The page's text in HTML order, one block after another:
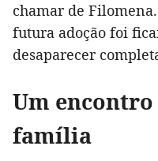
chamar de Filomena.
futura adoção foi
desaparecer
Um
família